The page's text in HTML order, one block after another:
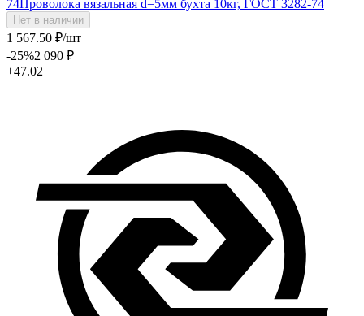
74Проволока вязальная d=5мм бухта 10кг, ГОСТ 3282-74
Нет в наличии
1 567.50 ₽/шт
-25%2 090 ₽
+47.02